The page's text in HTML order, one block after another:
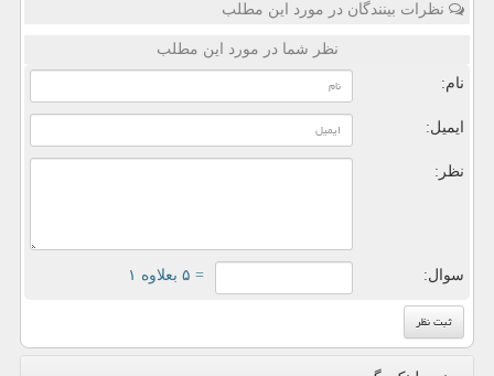
نظرات بینندگان در مورد این مطلب
نظر شما در مورد این مطلب
نام:
ایمیل:
نظر:
سوال: = ۵ بعلاوه ۱